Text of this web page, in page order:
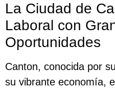
La Ciudad de
Laboral con
Oportunidades
Canton, conocida por
su vibrante economía,